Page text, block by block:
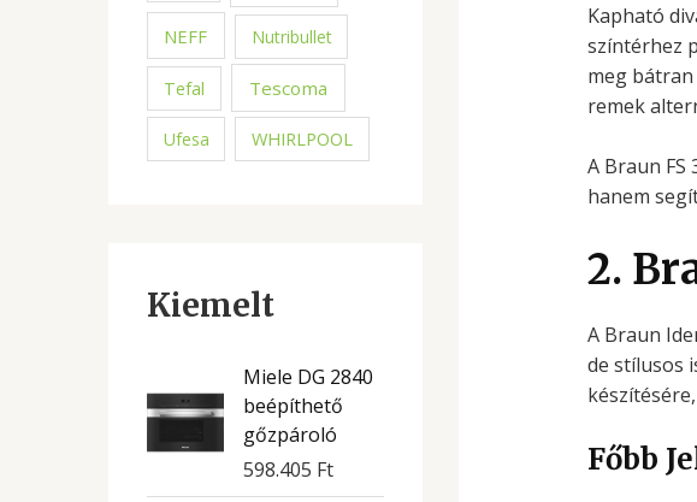
NEFF Nutribullet
Tefal Tescoma
Ufesa WHIRLPOOL
Kiemelt
Miele DG 2840
beépíthető
gőzpároló
598.405 Ft
Kapható
színtérhez
meg bátran
remek
A Braun
hanem
2.
A Braun
de stílusos
Főbb